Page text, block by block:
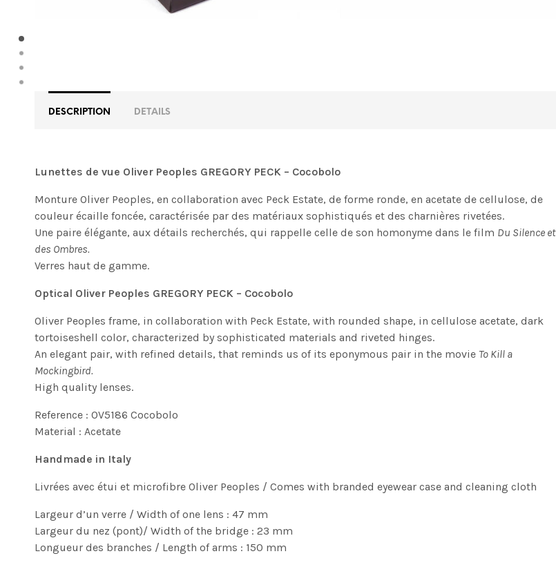
DESCRIPTION DETAILS
Lunettes de vue Oliver Peoples GREGORY PECK – Cocobolo
Monture Oliver Peoples, en collaboration avec Peck Estate, de forme ronde, en acetate de cellulose, de
couleur écaille foncée, caractérisée par des matériaux sophistiqués et des charnières rivetées.
Une paire élégante, aux détails recherchés, qui rappelle celle de son homonyme dans le film Du Silence et
des Ombres.
Verres haut de gamme.
Optical Oliver Peoples GREGORY PECK – Cocobolo
Oliver Peoples frame, in collaboration with Peck Estate, with rounded shape, in cellulose acetate, dark
tortoiseshell color, characterized by sophisticated materials and riveted hinges.
An elegant pair, with refined details, that reminds us of its eponymous pair in the movie To Kill a
Mockingbird.
High quality lenses.
Reference : OV5186 Cocobolo
Material : Acetate
Handmade in Italy
Livrées avec étui et microfibre Oliver Peoples / Comes with branded eyewear case and cleaning cloth
Largeur d’un verre / Width of one lens : 47 mm
Largeur du nez (pont)/ Width of the bridge : 23 mm
Longueur des branches / Length of arms : 150 mm